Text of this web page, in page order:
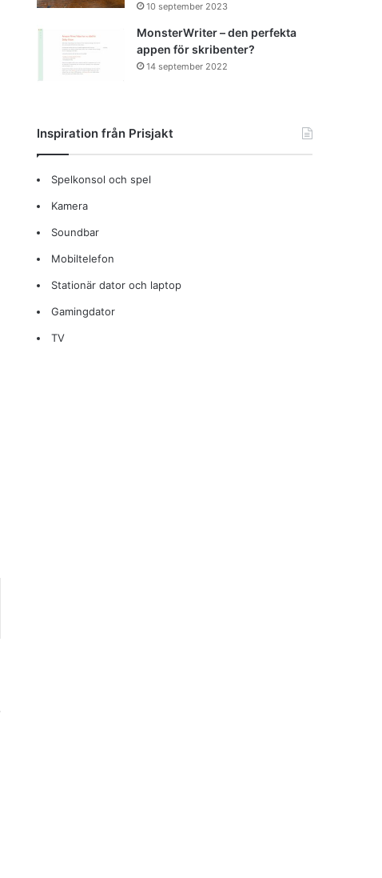
10 september 2023
MonsterWriter – den perfekta
appen för skribenter?
14 september 2022
Inspiration från Prisjakt
Spelkonsol och spel
Kamera
Soundbar
Mobiltelefon
Stationär dator och laptop
Gamingdator
TV